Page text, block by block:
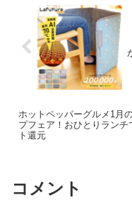
ホットペッパーグルメ1月
プフェア！おひとりランチ
ト還元
コメント